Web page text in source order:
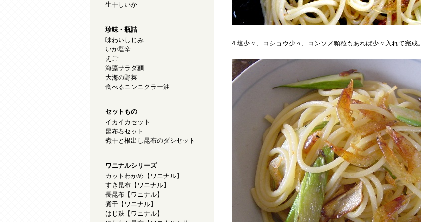
4.塩少々、コショウ少々、コンソメ顆粒もあれば少々入れて完成。
生干しいか
珍味・瓶詰
味わいしじみ
いか塩辛
えご
海藻サラダ麵
大海の野菜
食べるニンニクラー油
セットもの
イカイカセット
昆布巻セット
煮干と根出し昆布のダシセット
ワニナルシリーズ
カットわかめ【ワニナル】
すき昆布【ワニナル】
長昆布【ワニナル】
煮干【ワニナル】
はじ麸【ワニナル】